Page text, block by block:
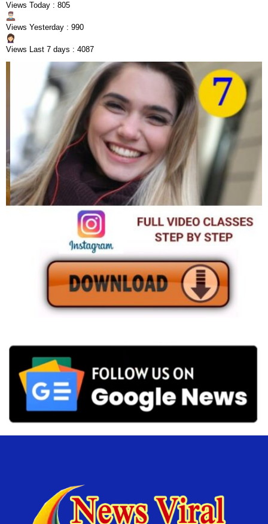
Views Today : 805
Views Yesterday : 990
Views Last 7 days : 4087